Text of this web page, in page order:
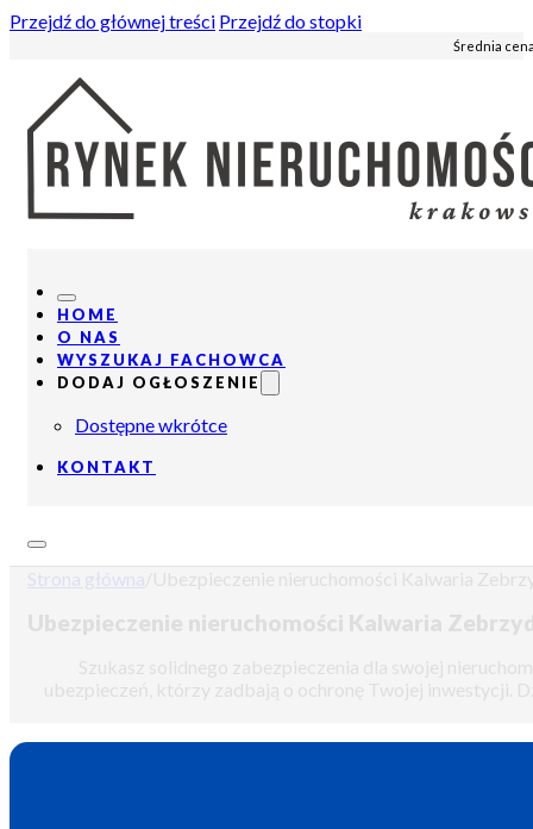
Przejdź do głównej treści Przejdź do stopki
Średnia
HOME
O NAS
WYSZUKAJ FACHOWCA
DODAJ OGŁOSZENIE
Dostępne wkrótce
KONTAKT